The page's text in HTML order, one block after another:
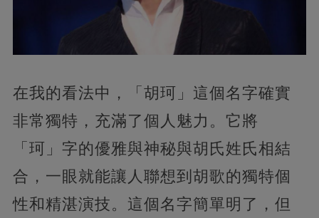
在我的看法中，「胡珂」這個名字確實
非常獨特，充滿了個人魅力。它將
「珂」字的優雅與神秘與胡氏姓氏相結
合，一眼就能讓人聯想到胡歌的獨特個
性和精湛演技。這個名字簡單明了，但